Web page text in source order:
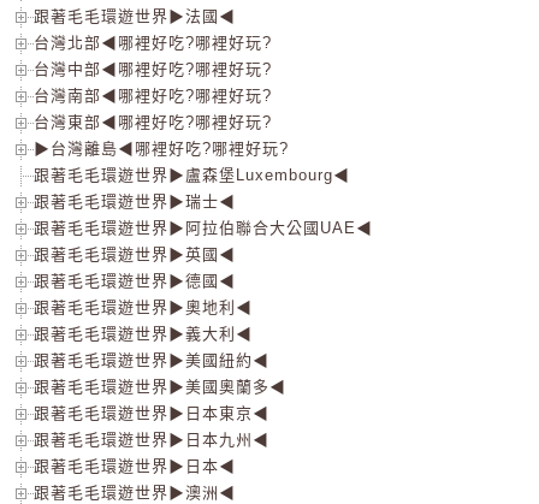
跟著毛毛環遊世界▶法國◀
台灣北部◀哪裡好吃?哪裡好玩?
台灣中部◀哪裡好吃?哪裡好玩?
台灣南部◀哪裡好吃?哪裡好玩?
台灣東部◀哪裡好吃?哪裡好玩?
▶台灣離島◀哪裡好吃?哪裡好玩?
跟著毛毛環遊世界▶盧森堡Luxembourg◀
跟著毛毛環遊世界▶瑞士◀
跟著毛毛環遊世界▶阿拉伯聯合大公國UAE◀
跟著毛毛環遊世界▶英國◀
跟著毛毛環遊世界▶德國◀
跟著毛毛環遊世界▶奧地利◀
跟著毛毛環遊世界▶義大利◀
跟著毛毛環遊世界▶美國紐約◀
跟著毛毛環遊世界▶美國奧蘭多◀
跟著毛毛環遊世界▶日本東京◀
跟著毛毛環遊世界▶日本九州◀
跟著毛毛環遊世界▶日本◀
跟著毛毛環遊世界▶澳洲◀